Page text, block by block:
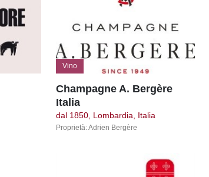
Vino
Champagne A. Bergère
Italia
dal 1850, Lombardia, Italia
Proprietà: Adrien Bergère